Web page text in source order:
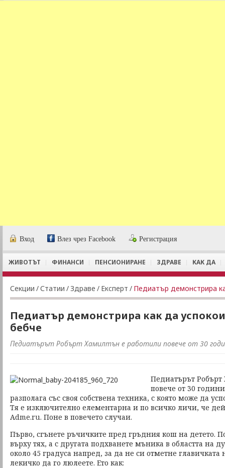
Вход Влез чрез Facebook Регистрация
ЖИВОТЪТ ФИНАНСИ ПЕНСИОНИРАНЕ ЗДРАВЕ КАК ДА
Секции /Статии / Здраве / Експерт / Педиатър демонстрира
Педиатър демонстрира как да
бебче
Педиатърът Робърт Хамилтън е работили повече от 30
Педиатърът
повече от 30
разполага със своя собствена техника, с която може да
Тя е изключително елементарна и по всичко личи, че
Adme.ru. Поне в повечето случаи.
Първо, сгънете ръчичките пред гръдния кош на детето.
върху тях, а с другата подхванете мъника в областта на
около 45 градуса напред, за да не си отметне главичката
лекичко да го люлеете. Ето как: